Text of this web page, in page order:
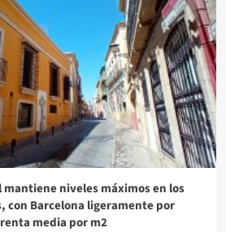
niveles máximos en los
con Barcelona ligeramente por
media por m2